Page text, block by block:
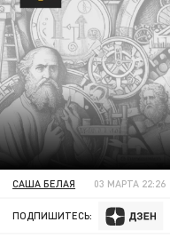
САША БЕЛАЯ 03 МАРТА 22:26
ПОДПИШИТЕСЬ: